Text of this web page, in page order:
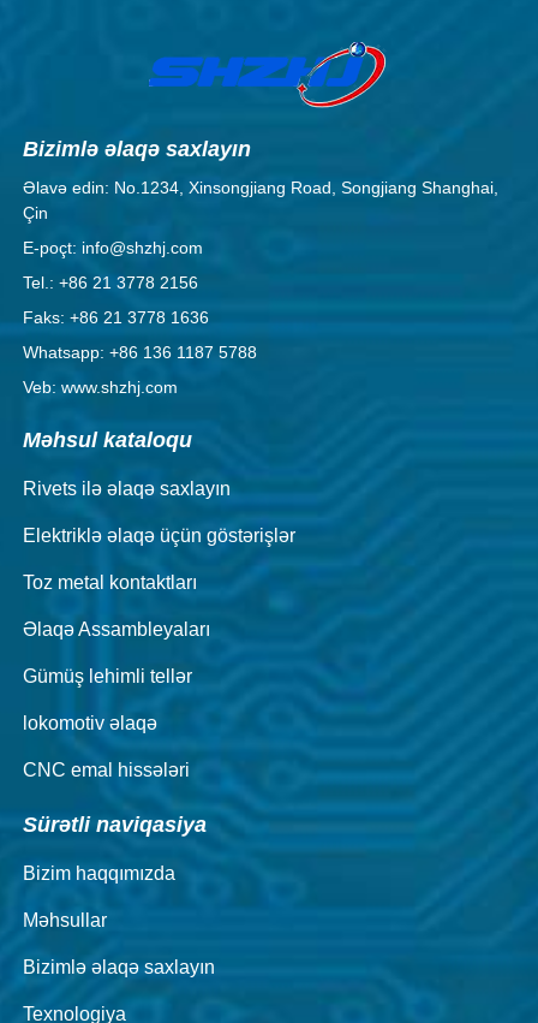
Bizimlə əlaqə saxlayın
Əlavə edin: No.1234, Xinsongjiang Road, Songjiang Shanghai,
Çin
E-poçt: info@shzhj.com
Tel.: +86 21 3778 2156
Faks: +86 21 3778 1636
Whatsapp: +86 136 1187 5788
Veb: www.shzhj.com
Məhsul kataloqu
Rivets ilə əlaqə saxlayın
Elektriklə əlaqə üçün göstərişlər
Toz metal kontaktları
Əlaqə Assambleyaları
Gümüş lehimli tellər
lokomotiv əlaqə
CNC emal hissələri
Sürətli naviqasiya
Bizim haqqımızda
Məhsullar
Bizimlə əlaqə saxlayın
Texnologiya